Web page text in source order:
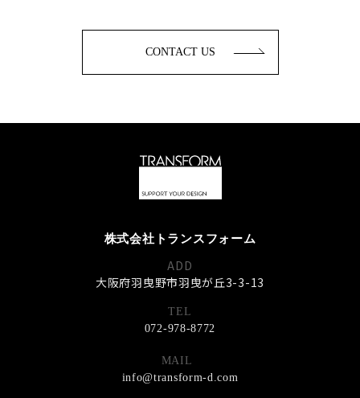
CONTACT US
株式会社トランスフォーム
ADD
大阪府羽曳野市羽曳が丘3-3-13
TEL
072-978-8772
MAIL
info@transform-d.com